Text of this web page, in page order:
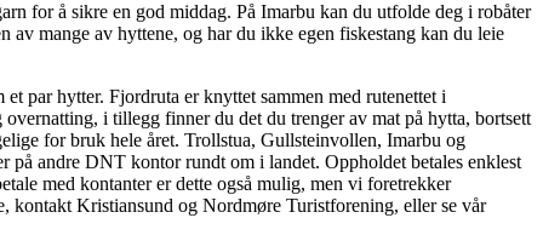
for å sikre en god middag. På Imarbu kan du utfolde deg i robåter
mange av hyttene, og har du ikke egen fiskestang kan du leie
par hytter. Fjordruta er knyttet sammen med rutenettet i
i tillegg finner du det du trenger av mat på hytta, bortsett
for bruk hele året. Trollstua, Gullsteinvollen, Imarbu og
andre DNT kontor rundt om i landet. Oppholdet betales enklest
med kontanter er dette også mulig, men vi foretrekker
kontakt Kristiansund og Nordmøre Turistforening, eller se vår